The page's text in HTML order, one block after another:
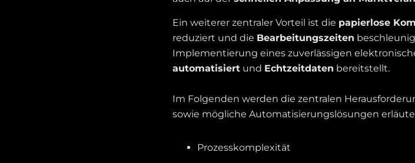
Ein weiterer zentraler Vorteil ist die papierlose
reduziert und die Bearbeitungszeiten
Implementierung eines zuverlässigen
automatisiertund Echtzeitdaten bereitstellt.
Im Folgenden werden die zentralen
sowie mögliche Automatisierungslösungen
Prozesskomplexität